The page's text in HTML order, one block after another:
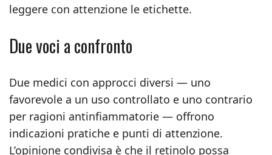
leggere con attenzione le etichette.
Due voci a confronto
Due medici con approcci diversi — uno
favorevole a un uso controllato e uno contrario
per ragioni antinfiammatorie — offrono
indicazioni pratiche e punti di attenzione.
L’opinione condivisa è che il retinolo possa